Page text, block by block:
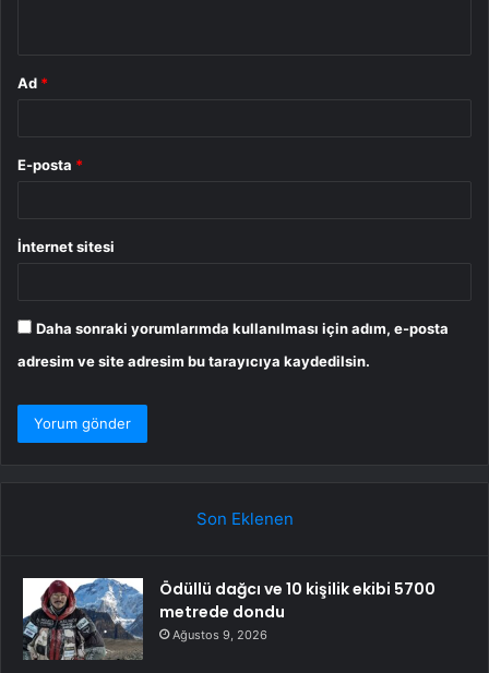
Ad *
E-posta *
İnternet sitesi
Daha sonraki yorumlarımda kullanılması için adım, e-posta
adresim ve site adresim bu tarayıcıya kaydedilsin.
Son Eklenen
Ödüllü dağcı ve 10 kişilik ekibi 5700
metrede dondu
Ağustos 9, 2026